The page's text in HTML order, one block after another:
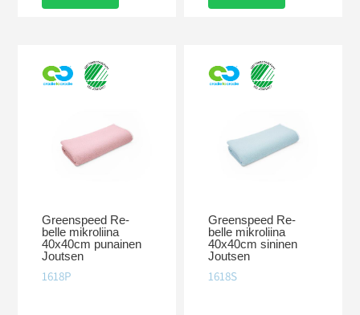
Greenspeed Re-
belle mikroliina
40x40cm punainen
Joutsen
1618P
Greenspeed Re-
belle mikroliina
40x40cm sininen
Joutsen
1618S